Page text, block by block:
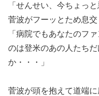
「せんせい、今ちょっ
菅波がフーッとため息交
「病院でもあなたのフ
のは登米のあの人たち
か・・・」
菅波が頭を抱えて道端に